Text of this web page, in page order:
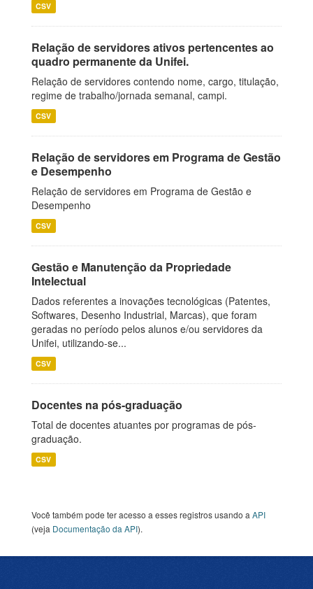
CSV
Relação de servidores ativos pertencentes ao
quadro permanente da Unifei.
Relação de servidores contendo nome, cargo, titulação,
regime de trabalho/jornada semanal, campi.
CSV
Relação de servidores em Programa de Gestão
e Desempenho
Relação de servidores em Programa de Gestão e
Desempenho
CSV
Gestão e Manutenção da Propriedade
Intelectual
Dados referentes a inovações tecnológicas (Patentes,
Softwares, Desenho Industrial, Marcas), que foram
geradas no período pelos alunos e/ou servidores da
Unifei, utilizando-se...
CSV
Docentes na pós-graduação
Total de docentes atuantes por programas de pós-
graduação.
CSV
Você também pode ter acesso a esses registros usando a API
(veja Documentação da API).